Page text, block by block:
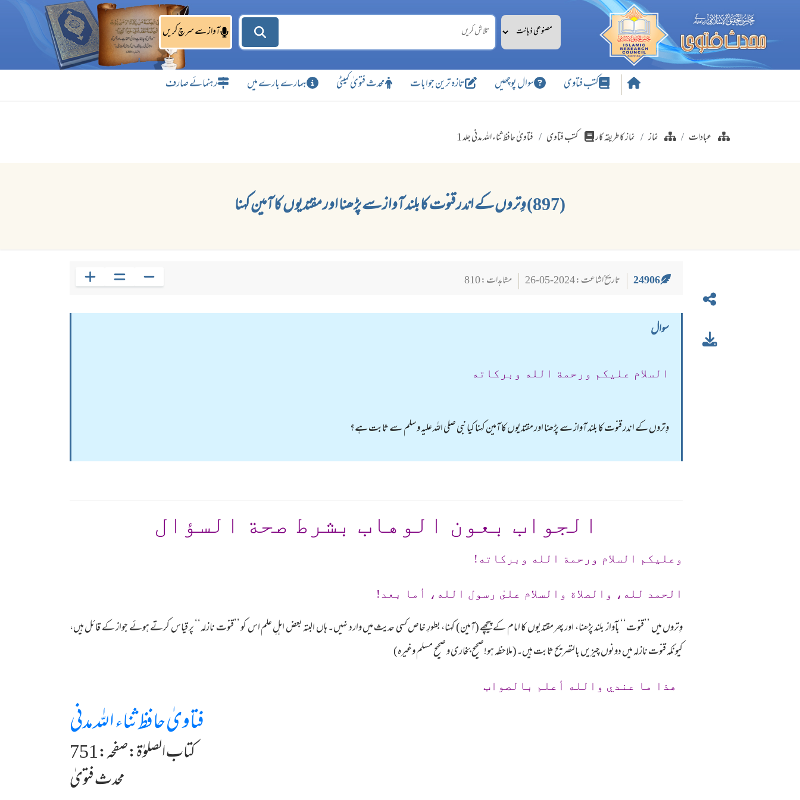
آواز سے سرچ کریں
کتب فتاوی سوال پوچھیں تازہ ترین جوابات محدث فتویٰ کمیٹی ہمارے بارے میں رہنمائے صارف
عبادات نماز نماز کا طریقہ کار کتب فتاوی فتاویٰ حافظ ثناء اللہ مدنی جلد 1
(897) وِتروں کے اندر قنوت کا بلند آواز سے پڑھنا اور مقتدیوں کا آمین کہنا
24906 تاریخ اشاعت : 2024-05-26 مشاہدات : 810
سوال
السلام عليكم ورحمة الله وبركاته
وِتروں کے اندر قنوت کا بلند آواز سے پڑھنا اور مقتدیوں کا آمین کہنا کیا نبی صلی اللہ علیہ وسلم سے ثابت ہے؟
الجواب بعون الوهاب بشرط صحة السؤال
وعلیکم السلام ورحمة الله وبرکاته!
الحمد لله، والصلاة والسلام علىٰ رسول الله، أما بعد!
وِتروں میں ’’قنوت‘‘ بآواز بلند پڑھنا، اور پھر مقتدیوں کا امام کے پیچھے (آمین) کہنا، بطورِ خاص کسی حدیث میں وارد نہیں۔ ہاں البتہ بعض اہلِ علم اس کو ’’قنوت نازلہ‘‘ پر قیاس کرتے ہوئے جواز کے قائل ہیں،
کیونکہ قنوت نازلہ میں دونوں چیزیں بالتصریح ثابت ہیں۔(ملاحظہ ہو!صحیح بخاری و صحیح مسلم وغیرہ)
ھذا ما عندي والله أعلم بالصواب
فتاویٰ حافظ ثناء اللہ مدنی
کتاب الصلوٰۃ:صفحہ:751
محدث فتویٰ